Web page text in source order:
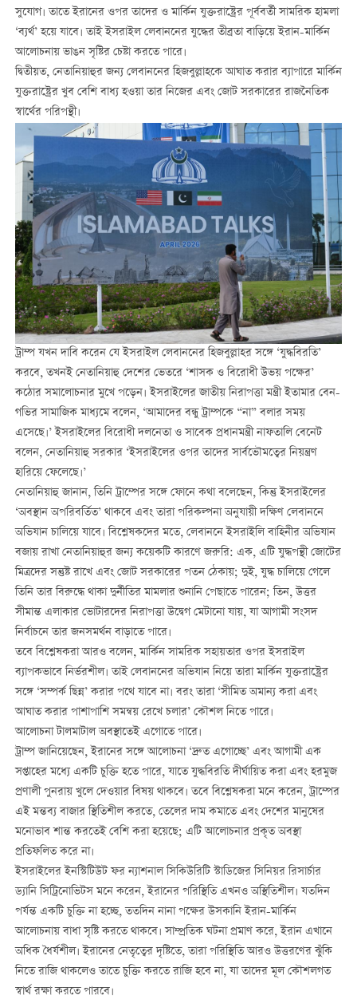
সুযোগ। তাতে ইরানের ওপর তাদের ও মার্কিন যুক্তরাষ্ট্রের পূর্ববর্তী সামরিক হামলা
‘ব্যর্থ’ হয়ে যাবে। তাই ইসরাইল লেবাননের যুদ্ধের তীব্রতা বাড়িয়ে ইরান-মার্কিন
আলোচনায় ভাঙন সৃষ্টির চেষ্টা করতে পারে।
দ্বিতীয়ত, নেতানিয়াহুর জন্য লেবাননের হিজবুল্লাহকে আঘাত করার ব্যাপারে মার্কিন
যুক্তরাষ্ট্রের খুব বেশি বাধ্য হওয়া তার নিজের এবং জোট সরকারের রাজনৈতিক
স্বার্থের পরিপন্থী।
ট্রাম্প যখন দাবি করেন যে ইসরাইল লেবাননের হিজবুল্লাহর সঙ্গে ‘যুদ্ধবিরতি’
করবে, তখনই নেতানিয়াহু দেশের ভেতরে ‘শাসক ও বিরোধী উভয় পক্ষের’
কঠোর সমালোচনার মুখে পড়েন। ইসরাইলের জাতীয় নিরাপত্তা মন্ত্রী ইতামার বেন-
গভির সামাজিক মাধ্যমে বলেন, ‘আমাদের বন্ধু ট্রাম্পকে “না” বলার সময়
এসেছে।’ ইসরাইলের বিরোধী দলনেতা ও সাবেক প্রধানমন্ত্রী নাফতালি বেনেট
বলেন, নেতানিয়াহু সরকার ‘ইসরাইলের ওপর তাদের সার্বভৌমত্বের নিয়ন্ত্রণ
হারিয়ে ফেলেছে।’
নেতানিয়াহু জানান, তিনি ট্রাম্পের সঙ্গে ফোনে কথা বলেছেন, কিন্তু ইসরাইলের
‘অবস্থান অপরিবর্তিত’ থাকবে এবং তারা পরিকল্পনা অনুযায়ী দক্ষিণ লেবাননে
অভিযান চালিয়ে যাবে। বিশ্লেষকদের মতে, লেবাননে ইসরাইলি বাহিনীর অভিযান
বজায় রাখা নেতানিয়াহুর জন্য কয়েকটি কারণে জরুরি: এক, এটি যুদ্ধপন্থী জোটের
মিত্রদের সন্তুষ্ট রাখে এবং জোট সরকারের পতন ঠেকায়; দুই, যুদ্ধ চালিয়ে গেলে
তিনি তার বিরুদ্ধে থাকা দুর্নীতির মামলার শুনানি পেছাতে পারেন; তিন, উত্তর
সীমান্ত এলাকার ভোটারদের নিরাপত্তা উদ্বেগ মেটানো যায়, যা আগামী সংসদ
নির্বাচনে তার জনসমর্থন বাড়াতে পারে।
তবে বিশ্লেষকরা আরও বলেন, মার্কিন সামরিক সহায়তার ওপর ইসরাইল
ব্যাপকভাবে নির্ভরশীল। তাই লেবাননের অভিযান নিয়ে তারা মার্কিন যুক্তরাষ্ট্রের
সঙ্গে ‘সম্পর্ক ছিন্ন’ করার পথে যাবে না। বরং তারা ‘সীমিত অমান্য করা এবং
আঘাত করার পাশাপাশি সমন্বয় রেখে চলার’ কৌশল নিতে পারে।
আলোচনা টালমাটাল অবস্থাতেই এগোতে পারে।
ট্রাম্প জানিয়েছেন, ইরানের সঙ্গে আলোচনা ‘দ্রুত এগোচ্ছে’ এবং আগামী এক
সপ্তাহের মধ্যে একটি চুক্তি হতে পারে, যাতে যুদ্ধবিরতি দীর্ঘায়িত করা এবং হরমুজ
প্রণালী পুনরায় খুলে দেওয়ার বিষয় থাকবে। তবে বিশ্লেষকরা মনে করেন, ট্রাম্পের
এই মন্তব্য বাজার স্থিতিশীল করতে, তেলের দাম কমাতে এবং দেশের মানুষের
মনোভাব শান্ত করতেই বেশি করা হয়েছে; এটি আলোচনার প্রকৃত অবস্থা
প্রতিফলিত করে না।
ইসরাইলের ইনস্টিটিউট ফর ন্যাশনাল সিকিউরিটি স্টাডিজের সিনিয়র রিসার্চার
ড্যানি সিট্রিনোভিটস মনে করেন, ইরানের পরিস্থিতি এখনও অস্থিতিশীল। যতদিন
পর্যন্ত একটি চুক্তি না হচ্ছে, ততদিন নানা পক্ষের উসকানি ইরান-মার্কিন
আলোচনায় বাধা সৃষ্টি করতে থাকবে। সাম্প্রতিক ঘটনা প্রমাণ করে, ইরান এখানে
অধিক ধৈর্যশীল। ইরানের নেতৃত্বের দৃষ্টিতে, তারা পরিস্থিতি আরও উত্তরণের ঝুঁকি
নিতে রাজি থাকলেও তাতে চুক্তি করতে রাজি হবে না, যা তাদের মূল কৌশলগত
স্বার্থ রক্ষা করতে পারবে।